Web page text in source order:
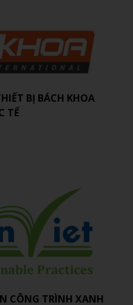
BỊ BÁCH KHOA
TẾ
CÔNG TRÌNH XANH